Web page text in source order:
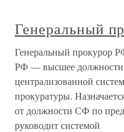
Генеральный
Генеральный
РФ — высшее
централизованной
прокуратуры.
от должности СФ по
руководит системой